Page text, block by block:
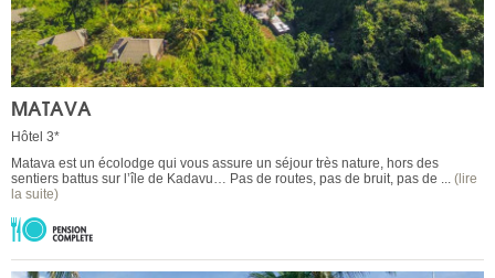
MATAVA
Hôtel 3*
Matava est un écolodge qui vous assure un séjour très nature, hors des
sentiers battus sur l’île de Kadavu… Pas de routes, pas de bruit, pas de ... (lire
la suite)